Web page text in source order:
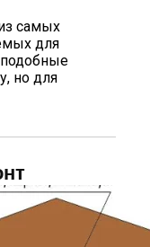
самых
для
но для